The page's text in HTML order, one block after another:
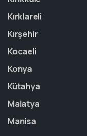
Kırklareli
Kırşehir
Kocaeli
Konya
Kütahya
Malatya
Manisa